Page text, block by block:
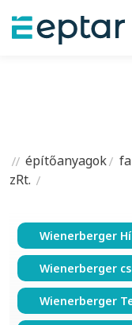
építőanyagok
zRt.
Wienerberger
Wienerberger
Wienerberger